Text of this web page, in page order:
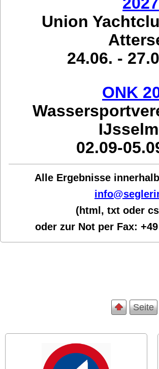
Union
24.06. -
ONK
02.09-
Alle Ergebnisse
(html, txt oder
oder zur Not per Fax:
Seite